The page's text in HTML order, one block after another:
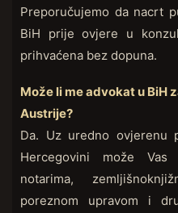
Preporučujemo da nacrt
BiH prije ovjere u
prihvaćena bez dopuna.
Može li me advokat u BiH
Austrije?
Da. Uz uredno ovjerenu
Hercegovini može Vas
notarima,
poreznom upravom i